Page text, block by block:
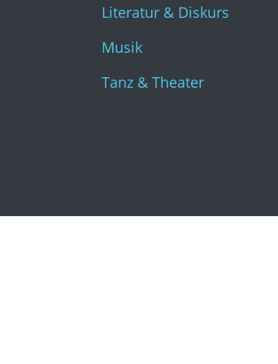
Literatur & Diskurs
Musik
Tanz & Theater